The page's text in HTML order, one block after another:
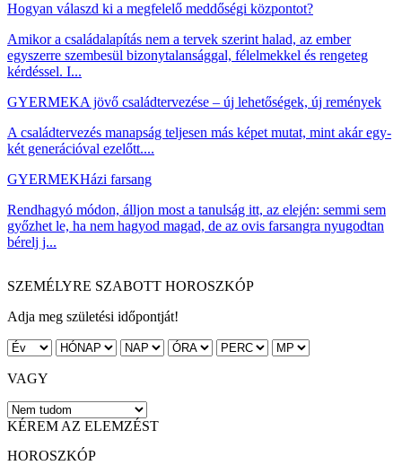
Hogyan válaszd ki a megfelelő meddőségi központot?
Amikor a családalapítás nem a tervek szerint halad, az ember
egyszerre szembesül bizonytalansággal, félelmekkel és rengeteg
kérdéssel. I...
GYERMEKA jövő családtervezése – új lehetőségek, új remények
A családtervezés manapság teljesen más képet mutat, mint akár egy-
két generációval ezelőtt....
GYERMEKHázi farsang
Rendhagyó módon, álljon most a tanulság itt, az elején: semmi sem
győzhet le, ha nem hagyod magad, de az ovis farsangra nyugodtan
bérelj j...
SZEMÉLYRE SZABOTT HOROSZKÓP
Adja meg születési időpontját!
VAGY
KÉREM AZ ELEMZÉST
HOROSZKÓP